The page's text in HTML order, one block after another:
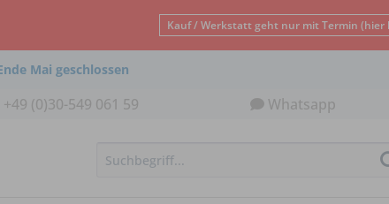
Kauf / Werkstatt geht nur mit Termin (hier
Mai geschlossen
+49 (0)30-549 061 59 Whatsapp